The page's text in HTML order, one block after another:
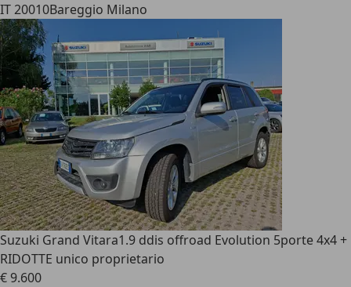
IT 20010Bareggio Milano
Suzuki Grand Vitara1.9 ddis offroad Evolution 5porte 4x4 +
RIDOTTE unico proprietario
€ 9.600